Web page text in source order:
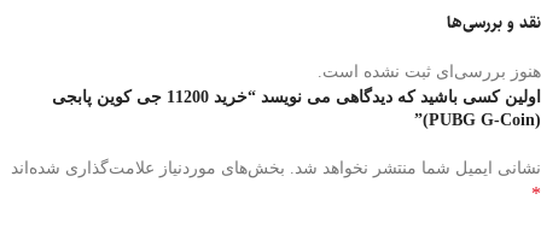
نقد و بررسی‌ها
هنوز بررسی‌ای ثبت نشده است.
اولین کسی باشید که دیدگاهی می نویسد “خرید 11200 جی کوین پابجی
(PUBG G-Coin)”
نشانی ایمیل شما منتشر نخواهد شد. بخش‌های موردنیاز علامت‌گذاری شده‌اند
*